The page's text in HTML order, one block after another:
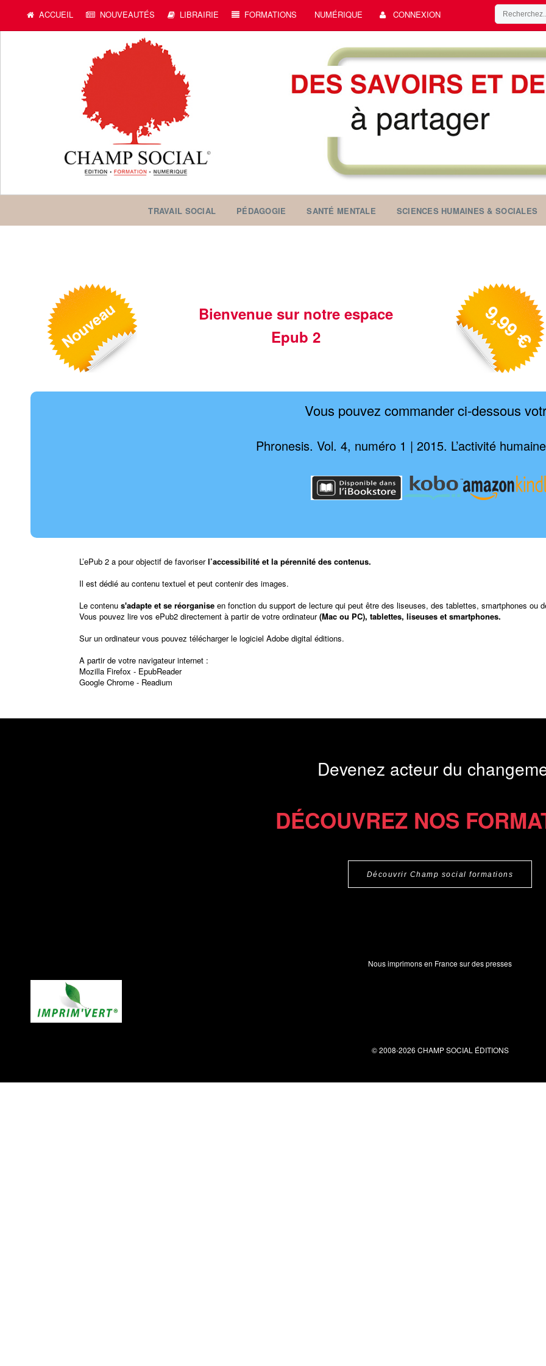
ACCUEIL NOUVEAUTÉS LIBRAIRIE FORMATIONS NUMÉRIQUE CONNEXION
TRAVAIL SOCIAL PÉDAGOGIE SANTÉ MENTALE SCIENCES HUMAINES & SOCIALES
Bienvenue sur notre espace
Epub 2
Vous pouvez commander ci-dessous
Phronesis. Vol. 4, numéro 1 | 2015. L’activité
L’ePub 2 a pour objectif de favoriserl’accessibilité et la pérennité des contenus.
Il est dédié au contenu textuel et peut contenir des images.
Le contenu s'adapte et se réorganise en fonction du support de lecture qui peut être des liseuses, des tablettes, smartphones ou
Vous pouvez lire vos ePub2 directement à partir de votre ordinateur(Mac ou PC), tablettes, liseuses et smartphones.
Sur un ordinateur vous pouvez télécharger le logiciel Adobe digital éditions.
A partir de votre navigateur internet :
Mozilla Firefox - EpubReader
Google Chrome - Readium
Devenez acteur du
DÉCOUVREZ NOS
Découvrir Champ social formations
Nous imprimons en France sur des presses
© 2008-2026 CHAMP SOCIAL ÉDITIONS